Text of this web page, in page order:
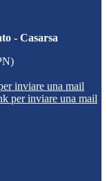
- Casarsa
inviare una mail
per inviare una mail